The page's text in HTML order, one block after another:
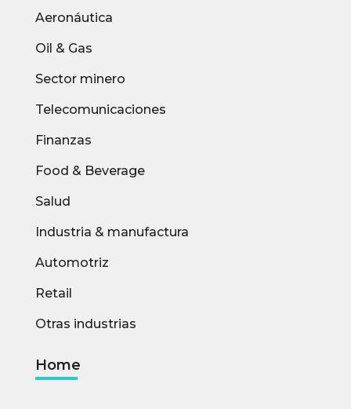
Aeronáutica
Oil & Gas
Sector minero
Telecomunicaciones
Finanzas
Food & Beverage
Salud
Industria & manufactura
Automotriz
Retail
Otras industrias
Home